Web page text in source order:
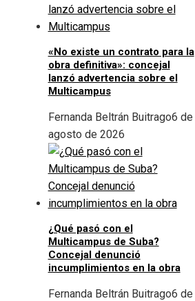
«No existe un contrato para la
obra definitiva»: concejal
lanzó advertencia sobre el
Multicampus
Fernanda Beltrán Buitrago6 de
agosto de 2026
¿Qué pasó con el
Multicampus de Suba?
Concejal denunció
incumplimientos en la obra
Fernanda Beltrán Buitrago6 de